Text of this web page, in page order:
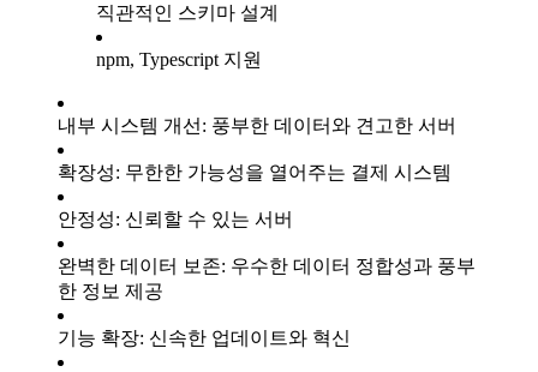
직관적인 스키마 설계
npm, Typescript 지원
내부 시스템 개선: 풍부한 데이터와 견고한 서버
확장성: 무한한 가능성을 열어주는 결제 시스템
안정성: 신뢰할 수 있는 서버
완벽한 데이터 보존: 우수한 데이터 정합성과 풍부
한 정보 제공
기능 확장: 신속한 업데이트와 혁신